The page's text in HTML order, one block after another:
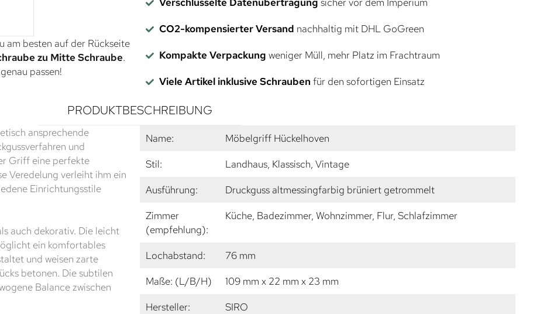
am besten auf der Rückseite
zu Mitte Schraube.
passen!
CO2-kompensierter Versand nachhaltig mit DHL GoGreen
Kompakte Verpackung weniger Müll, mehr Platz im Frachtraum
Viele Artikel inklusive Schrauben für den sofortigen Einsatz
PRODUKTBESCHREIBUNG
ansprechende
und
Griff eine perfekte
Veredelung verleiht ihm ein
Einrichtungsstile
auch dekorativ. Die leicht
ein komfortables
und weisen zarte
betonen. Die subtilen
Balance zwischen
Name:
Möbelgriff Hückelhoven
Stil:
Landhaus, Klassisch, Vintage
Ausführung:
Druckguss altmessingfarbig brüniert getrommelt
Zimmer
(empfehlung):
Küche, Badezimmer, Wohnzimmer, Flur, Schlafzimmer
Lochabstand:
76 mm
Maße: (L/B/H)
109 mm x 22 mm x 23 mm
Hersteller:
SIRO